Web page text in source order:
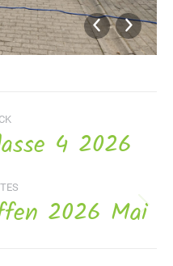
4 2026
2026 Mai